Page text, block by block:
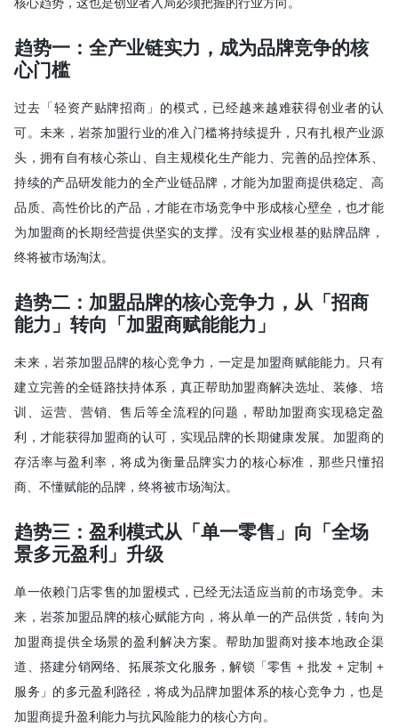
趋势一：全产业链实力，成为品牌竞争的核
心门槛
过去「轻资产贴牌招商」的模式，已经越来越难获得创业者的认
可。未来，岩茶加盟行业的准入门槛将持续提升，只有扎根产业源
头，拥有自有核心茶山、自主规模化生产能力、完善的品控体系、
持续的产品研发能力的全产业链品牌，才能为加盟商提供稳定、高
品质、高性价比的产品，才能在市场竞争中形成核心壁垒，也才能
为加盟商的长期经营提供坚实的支撑。没有实业根基的贴牌品牌，
终将被市场淘汰。
趋势二：加盟品牌的核心竞争力，从「招商
能力」转向「加盟商赋能能力」
未来，岩茶加盟品牌的核心竞争力，一定是加盟商赋能能力。只有
建立完善的全链路扶持体系，真正帮助加盟商解决选址、装修、培
训、运营、营销、售后等全流程的问题，帮助加盟商实现稳定盈
利，才能获得加盟商的认可，实现品牌的长期健康发展。加盟商的
存活率与盈利率，将成为衡量品牌实力的核心标准，那些只懂招
商、不懂赋能的品牌，终将被市场淘汰。
趋势三：盈利模式从「单一零售」向「全场
景多元盈利」升级
单一依赖门店零售的加盟模式，已经无法适应当前的市场竞争。未
来，岩茶加盟品牌的核心赋能方向，将从单一的产品供货，转向为
加盟商提供全场景的盈利解决方案。帮助加盟商对接本地政企渠
道、搭建分销网络、拓展茶文化服务，解锁「零售 + 批发 + 定制 +
服务」的多元盈利路径，将成为品牌加盟体系的核心竞争力，也是
加盟商提升盈利能力与抗风险能力的核心方向。